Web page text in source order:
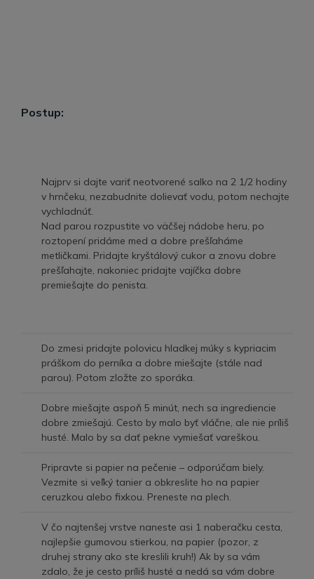
Postup:
Najprv si dajte variť neotvorené salko na 2 1/2 hodiny
v hrnčeku, nezabudnite dolievať vodu, potom nechajte
vychladnúť.
Nad parou rozpustite vo väčšej nádobe heru, po
roztopení pridáme med a dobre prešľaháme
metličkami. Pridajte kryštálový cukor a znovu dobre
prešľahajte, nakoniec pridajte vajíčka dobre
premiešajte do penista.
Do zmesi pridajte polovicu hladkej múky s kypriacim
práškom do perníka a dobre miešajte (stále nad
parou). Potom zložte zo sporáka.
Dobre miešajte aspoň 5 minút, nech sa ingrediencie
dobre zmiešajú. Cesto by malo byť vláčne, ale nie príliš
husté. Malo by sa dať pekne vymiešať vareškou.
Pripravte si papier na pečenie – odporúčam biely.
Vezmite si veľký tanier a obkreslite ho na papier
ceruzkou alebo fixkou. Preneste na plech.
V čo najtenšej vrstve naneste asi 1 naberačku cesta,
najlepšie gumovou stierkou, na papier (pozor, z
druhej strany ako ste kreslili kruh!) Ak by sa vám
zdalo, že je cesto príliš husté a nedá sa vám dobre